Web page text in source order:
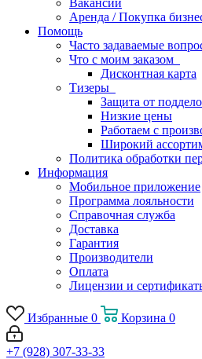
Вакансии
Аренда / Покупка
Помощь
Часто задаваемые
Что с моим заказом
Дисконтная карта
Тизеры
Защита от
Низкие цены
Работаем с
Широкий
Политика обработки
Информация
Мобильное приложение
Программа лояльности
Справочная служба
Доставка
Гарантия
Производители
Оплата
Лицензии и
Избранные 0 Корзина 0
+7 (928) 307-33-33